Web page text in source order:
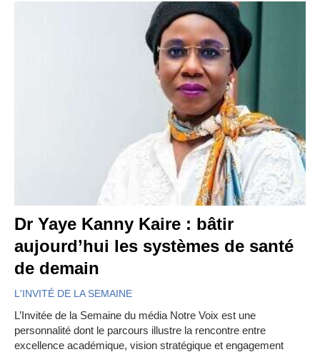
Dr Yaye Kanny Kaire : bâtir
aujourd’hui les systèmes de santé
de demain
L'INVITÉ DE LA SEMAINE
L’Invitée de la Semaine du média Notre Voix est une
personnalité dont le parcours illustre la rencontre entre
excellence académique, vision stratégique et engagement